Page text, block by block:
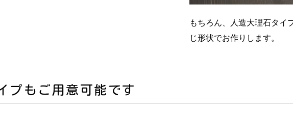
もちろん、人造大理石タイ
じ形状でお作りします。
プもご用意可能です